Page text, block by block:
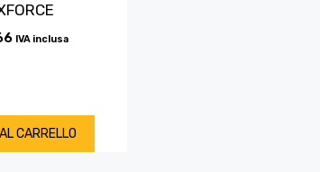
IVA inclusa
CARRELLO